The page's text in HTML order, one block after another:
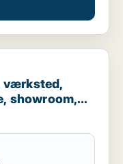
butik,
værksted,
showroom,
eller
eller